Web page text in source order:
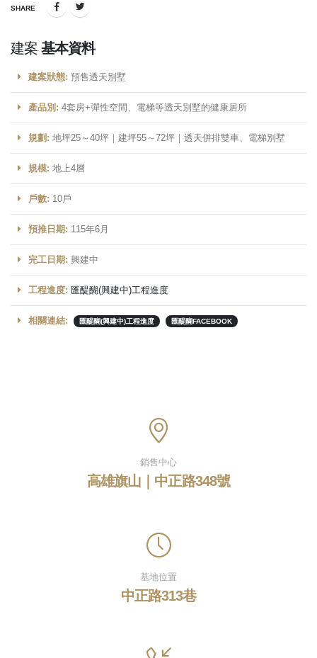
SHARE
建案基本資料
建案狀態: 預售透天別墅
產品別: 4套房+彈性空間、電梯等透天別墅的健康居所
規劃: 地坪25～40坪｜建坪55～72坪｜透天併排雙車、電梯別墅
規模: 地上4層
戶數: 10戶
預推日期: 115年6月
完工日期: 興建中
工程進度: 匯醍醐(興建中)工程進度
相關連結: 匯醍醐(興建中)工程進度 匯醍醐FACEBOOK
銷售中心
高雄旗山｜中正路348號
基地位置
中正路313巷